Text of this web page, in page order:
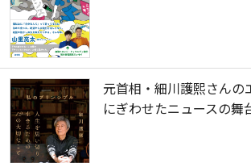
元首相・細川護熙さん
にぎわせたニュースの舞